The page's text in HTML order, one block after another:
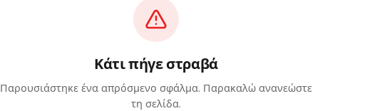
Κάτι πήγε στραβά
Παρουσιάστηκε ένα απρόσμενο σφάλμα. Παρακαλώ ανανεώστε
τη σελίδα.